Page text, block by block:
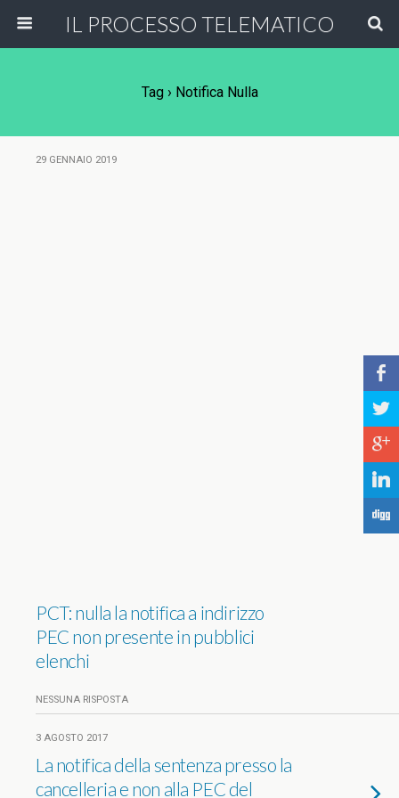
IL PROCESSO TELEMATICO
Tag › Notifica Nulla
29 GENNAIO 2019
PCT: nulla la notifica a indirizzo
PEC non presente in pubblici
elenchi
NESSUNA RISPOSTA
3 AGOSTO 2017
La notifica della sentenza presso la
cancelleria e non alla PEC del
b
a
c
j
F